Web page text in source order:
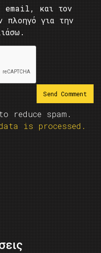
email, και τον
πλοηγό για την
reduce spam.
is processed.